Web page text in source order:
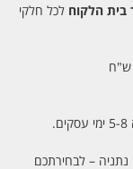
בית הלקוח לכל חלקי